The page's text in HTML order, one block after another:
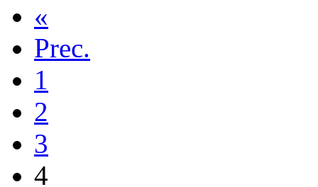
«
Prec.
1
2
3
4